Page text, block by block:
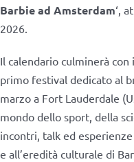
Barbie ad Amsterdam‘,
2026.
Il calendario culminerà
primo festival dedicato al
marzo a Fort Lauderdale
mondo dello sport, della
incontri, talk ed
e all’eredità culturale di